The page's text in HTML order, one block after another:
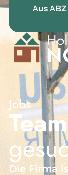
Aus
Jobs
Die Firma